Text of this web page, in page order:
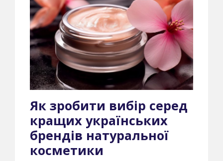
Як зробити вибір серед
кращих українських
брендів натуральної
косметики